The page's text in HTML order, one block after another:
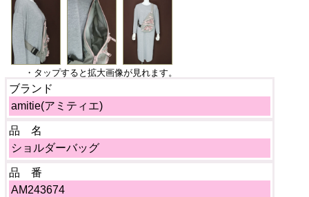
・タップすると拡大画像が見れます。
ブランド
amitie(アミティエ)
品 名
ショルダーバッグ
品 番
AM243674